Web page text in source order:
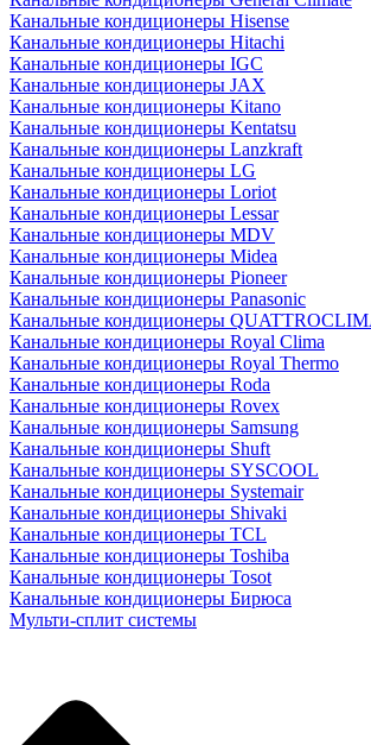
Канальные кондиционеры Hisense
Канальные кондиционеры Hitachi
Канальные кондиционеры IGC
Канальные кондиционеры JAX
Канальные кондиционеры Kitano
Канальные кондиционеры Kentatsu
Канальные кондиционеры Lanzkraft
Канальные кондиционеры LG
Канальные кондиционеры Loriot
Канальные кондиционеры Lessar
Канальные кондиционеры MDV
Канальные кондиционеры Midea
Канальные кондиционеры Pioneer
Канальные кондиционеры Panasonic
Канальные кондиционеры
Канальные кондиционеры Royal Clima
Канальные кондиционеры Royal Thermo
Канальные кондиционеры Roda
Канальные кондиционеры Rovex
Канальные кондиционеры Samsung
Канальные кондиционеры Shuft
Канальные кондиционеры SYSCOOL
Канальные кондиционеры Systemair
Канальные кондиционеры Shivaki
Канальные кондиционеры TCL
Канальные кондиционеры Toshiba
Канальные кондиционеры Tosot
Канальные кондиционеры Бирюса
Мульти-сплит системы